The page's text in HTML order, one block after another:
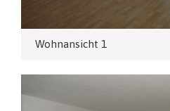
Wohnansicht 1